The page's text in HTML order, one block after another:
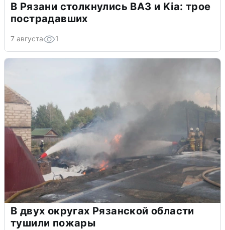
В Рязани столкнулись ВАЗ и Kia: трое
пострадавших
7 августа 1
В двух округах Рязанской области
тушили пожары